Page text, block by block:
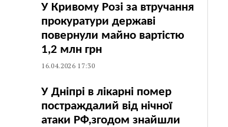
У Кривому Розі за втручання
прокуратури державі
повернули майно вартістю
1,2 млн грн
16.04.2026 17:30
У Дніпрі в лікарні помер
постраждалий від нічної
атаки РФ,згодом знайшли